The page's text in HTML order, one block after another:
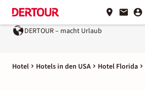
DERTOUR – macht Urlaub
Hotel Hotels in den USA Hotel Florida